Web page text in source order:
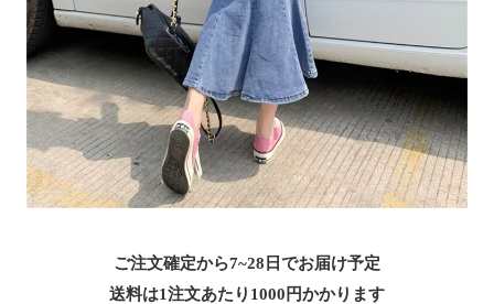
ご注文確定から7~28日でお届け予定
送料は1注文あたり 1000 円かかります